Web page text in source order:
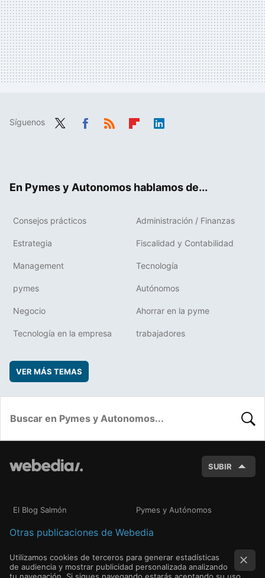
Síguenos
En Pymes y Autonomos hablamos de...
Consejos prácticos Administración / Finanzas
Estrategia Fiscalidad y Contabilidad
Management Tecnología
pymes Autónomos
Negocio Ahorrar en la pyme
Tecnología en la empresa trabajadores
VER MÁS TEMAS
SUBIR
El Blog Salmón Pymes y Autónomos
Otras publicaciones de Webedia
Utilizamos cookies de terceros para generar estadísticas
de audiencia y mostrar publicidad personalizada analizando